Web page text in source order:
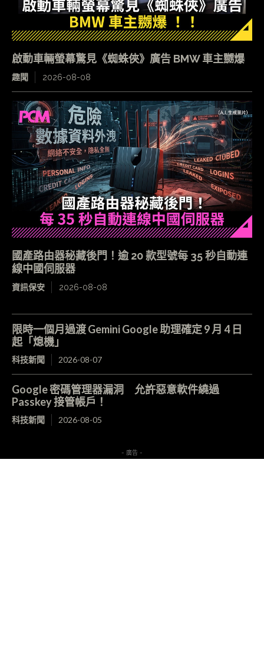
啟動車輛螢幕驚見《蜘蛛俠》廣告 BMW 車主嬲爆
趣聞 2026-08-08
國產路由器秘藏後門！逾 20 款型號每 35 秒自動連
線中國伺服器
資訊保安 2026-08-08
限時一個月過渡 Gemini Google 助理確定 9 月 4 日
起「熄機」
科技新聞 2026-08-07
Google 密碼管理器漏洞 允許惡意軟件繞過
Passkey 接管帳戶！
科技新聞 2026-08-05
- 廣告 -